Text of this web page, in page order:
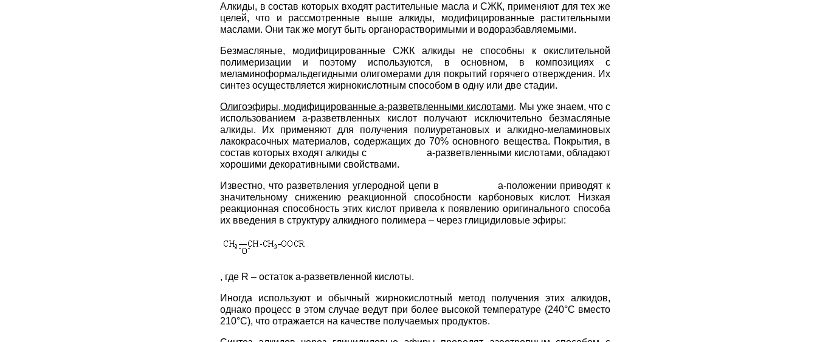
Алкиды, в состав которых входят растительные масла и СЖК, применяют для тех же
целей, что и рассмотренные выше алкиды, модифицированные растительными
маслами. Они так же могут быть органорастворимыми и водоразбавляемыми.
Безмасляные, модифицированные СЖК алкиды не способны к окислительной
полимеризации и поэтому используются, в основном, в композициях с
меламиноформальдегидными олигомерами для покрытий горячего отверждения. Их
синтез осуществляется жирнокислотным способом в одну или две стадии.
Олигоэфиры, модифицированныеa-разветвленными кислотами. Мы уже знаем, что с
использованием a-разветвленных кислот получают исключительно безмасляные
алкиды. Их применяют для получения полиуретановых и алкидно-меламиновых
лакокрасочных материалов, содержащих до 70% основного вещества. Покрытия, в
состав которых входят алкиды с a-разветвленными кислотами, обладают
хорошими декоративными свойствами.
Известно, что разветвления углеродной цепи в a-положении приводят к
значительному снижению реакционной способности карбоновых кислот. Низкая
реакционная способность этих кислот привела к появлению оригинального способа
их введения в структуру алкидного полимера – через глицидиловые эфиры:
, где R – остаток a-разветвленной кислоты.
Иногда используют и обычный жирнокислотный метод получения этих алкидов,
однако процесс в этом случае ведут при более высокой температуре (240°С вместо
210°С), что отражается на качестве получаемых продуктов.